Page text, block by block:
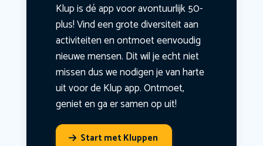
Klup is dé app voor avontuurlijk 50-
plus! Vind een grote diversiteit aan
activiteiten en ontmoet eenvoudig
nieuwe mensen. Dit wil je echt niet
missen dus we nodigen je van harte
uit voor de Klup app. Ontmoet,
geniet en ga er samen op uit!
Start met Kluppen